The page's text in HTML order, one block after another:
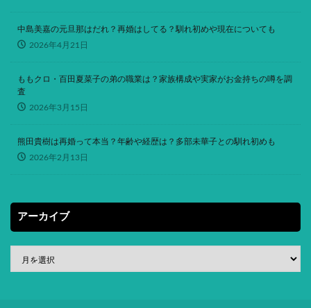
中島美嘉の元旦那はだれ？再婚はしてる？馴れ初めや現在についても
2026年4月21日
ももクロ・百田夏菜子の弟の職業は？家族構成や実家がお金持ちの噂を調
査
2026年3月15日
熊田貴樹は再婚って本当？年齢や経歴は？多部未華子との馴れ初めも
2026年2月13日
アーカイブ